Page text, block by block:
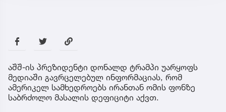
აშშ-ის პრეზიდენტი დონალდ ტრამპი უარყოფს
მედიაში გავრცელებულ ინფორმაციას, რომ
ამერიკელ სამხედროებს ირანთან ომის ფონზე
საბრძოლო მასალის დეფიციტი აქვთ.